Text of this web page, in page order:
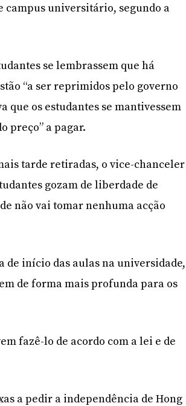
campus universitário, segundo a
se lembrassem que há
“a ser reprimidos pelo governo
que os estudantes se mantivessem
preço” a pagar.
tarde retiradas, o vice-chanceler
gozam de liberdade de
não vai tomar nenhuma acção
início das aulas na universidade,
de forma mais profunda para os
fazê-lo de acordo com a lei e de
a pedir a independência de Hong